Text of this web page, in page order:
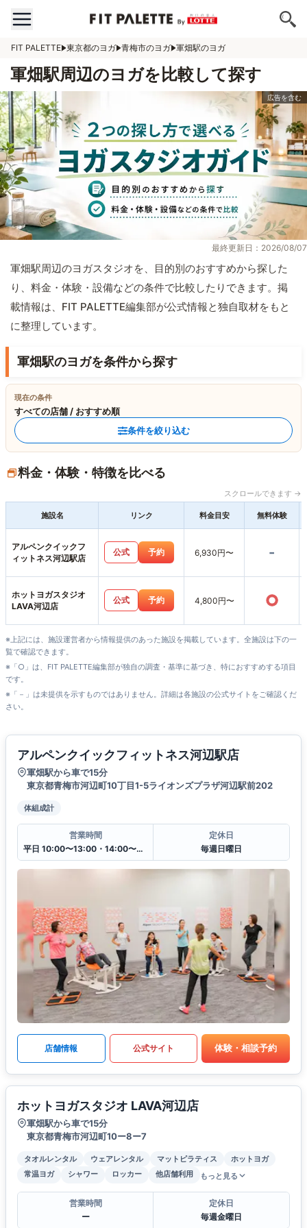
FIT PALETTE 東京都のヨガ 青梅市のヨガ 軍畑駅のヨガ
軍畑駅周辺のヨガを比較して探す
最終更新日：2026/08/07
軍畑駅周辺のヨガスタジオを、目的別のおすすめから探した
り、料金・体験・設備などの条件で比較したりできます。掲
載情報は、FIT PALETTE編集部が公式情報と独自取材をもと
に整理しています。
軍畑駅のヨガを条件から探す
現在の条件
すべての店舗 / おすすめ順
条件を絞り込む
料金・体験・特徴を比べる
スクロールできます →
施設名 リンク 料金目安 無料体験
アルペンクイックフ
ィットネス河辺駅店
公式 予約 6,930円〜 -
ホットヨガスタジオ
LAVA河辺店
公式 予約 4,800円〜 ○
※上記には、施設運営者から情報提供のあった施設を掲載しています。全施設は下の一
覧で確認できます。
※「○」は、FIT PALETTE編集部が独自の調査・基準に基づき、特におすすめする項目
です。
※「－」は未提供を示すものではありません。詳細は各施設の公式サイトをご確認くだ
さい。
アルペンクイックフィットネス河辺駅店
軍畑駅から車で15分
東京都青梅市河辺町10丁目1-5ライオンズプラザ河辺駅前202
体組成計
営業時間
平日 10:00〜13:00・14:00〜20:00
定休日
毎週日曜日
店舗情報 公式サイト 体験・相談予約
ホットヨガスタジオ LAVA河辺店
軍畑駅から車で15分
東京都青梅市河辺町10ー8ー7
タオルレンタル ウェアレンタル マットピラティス
ホットヨガ
常温ヨガ
シャワー ロッカー 他店舗利用 もっと見る
営業時間
ー
定休日
毎週金曜日